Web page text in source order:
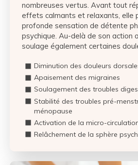
nombreuses vertus. Avant tout
effets calmants et relaxants, elle
profonde sensation de détente
psychique. Au-delà de son action
soulage également certaines
Diminution des douleurs
Apaisement des migraines
Soulagement des troubles
Stabilité des troubles pré-
ménopause
Activation de la micro-
Relâchement de la sphère